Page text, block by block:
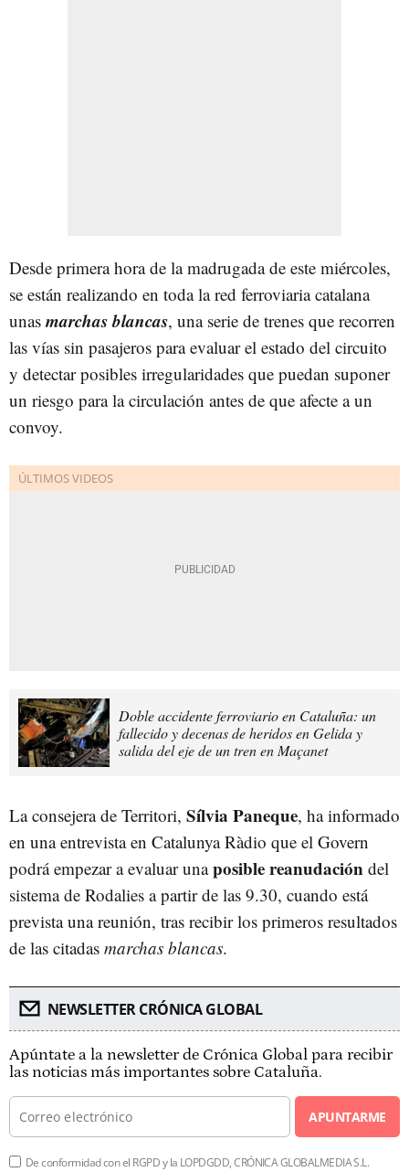
Desde primera hora de la madrugada de este miércoles,
se están realizando en toda la red ferroviaria catalana
unas marchas blancas, una serie de trenes que recorren
las vías sin pasajeros para evaluar el estado del circuito
y detectar posibles irregularidades que puedan suponer
un riesgo para la circulación antes de que afecte a un
convoy.
Doble accidente ferroviario en Cataluña: un
fallecido y decenas de heridos en Gelida y
salida del eje de un tren en Maçanet
La consejera de Territori, Sílvia Paneque, ha informado
en una entrevista en Catalunya Ràdio que el Govern
podrá empezar a evaluar unaposible reanudación del
sistema de Rodalies a partir de las 9.30, cuando está
prevista una reunión, tras recibir los primeros resultados
de las citadas marchas blancas.
NEWSLETTER CRÓNICA GLOBAL
Apúntate a la newsletter de Crónica Global para recibir
las noticias más importantes sobre Cataluña.
APUNTARME
De conformidad con el RGPD y la LOPDGDD, CRÓNICA GLOBALMEDIA S.L.